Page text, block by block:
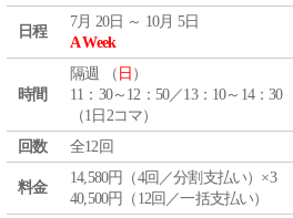
日程
7月 20日 ～ 10月 5日
A Week
時間
隔週 （ 日 ）
11：30～12：50／13：10～14：30
（1日2コマ）
回数
全12回
料金
14,580円（4回／分割支払い）×3
40,500円（12回／一括支払い）